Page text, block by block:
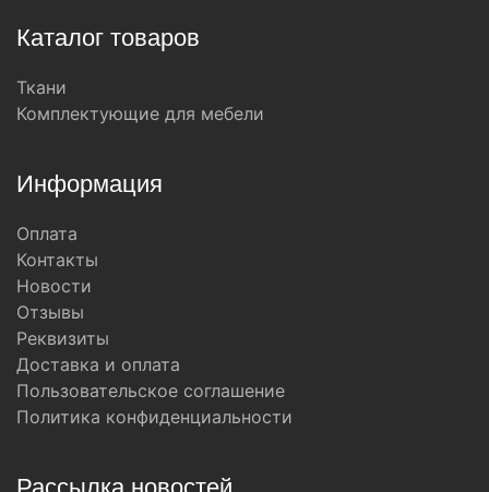
Каталог товаров
Ткани
Комплектующие для мебели
Информация
Оплата
Контакты
Новости
Отзывы
Реквизиты
Доставка и оплата
Пользовательское соглашение
Политика конфиденциальности